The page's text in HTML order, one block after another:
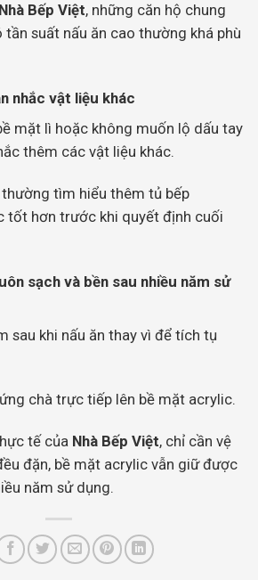
Nhà Bếp Việt, những căn hộ chung
suất nấu ăn cao thường khá phù
nhắc vật liệu khác
mặt lì hoặc không muốn lộ dấu tay
thêm các vật liệu khác.
tìm hiểu thêm tủ bếp
tốt hơn trước khi quyết định cuối
sạch và bền sau nhiều năm sử
sau khi nấu ăn thay vì để tích tụ
chà trực tiếp lên bề mặt acrylic.
tế của Nhà Bếp Việt, chỉ cần vệ
đặn, bề mặt acrylic vẫn giữ được
năm sử dụng.